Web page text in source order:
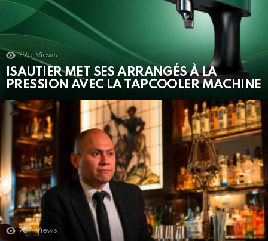
395 Views
ISAUTIER MET SES ARRANGÉS À LA
PRESSION AVEC LA TAPCOOLER MACHINE
957 Views